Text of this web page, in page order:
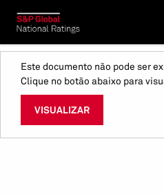
Este documento não pode ser
Clique no botão abaixo para
VISUALIZAR